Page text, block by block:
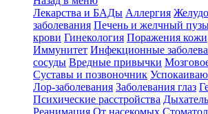
Лекарства и БАДы Аллергия
заболевания Печень и желчный
крови Гинекология Поражения кожи
Иммунитет Инфекционные
сосуды Вредные привычки
Суставы и позвоночник
Лор-заболевания Заболевания глаз
Психические расстройства
Реанимация От насекомых